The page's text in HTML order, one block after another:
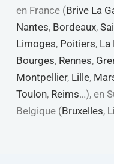
en France (Brive La
Nantes, Bordeaux,
Limoges, Poitiers, La
Bourges, Rennes,
Montpellier, Lille,
Toulon, Reims…), en
Belgique (Bruxelles,